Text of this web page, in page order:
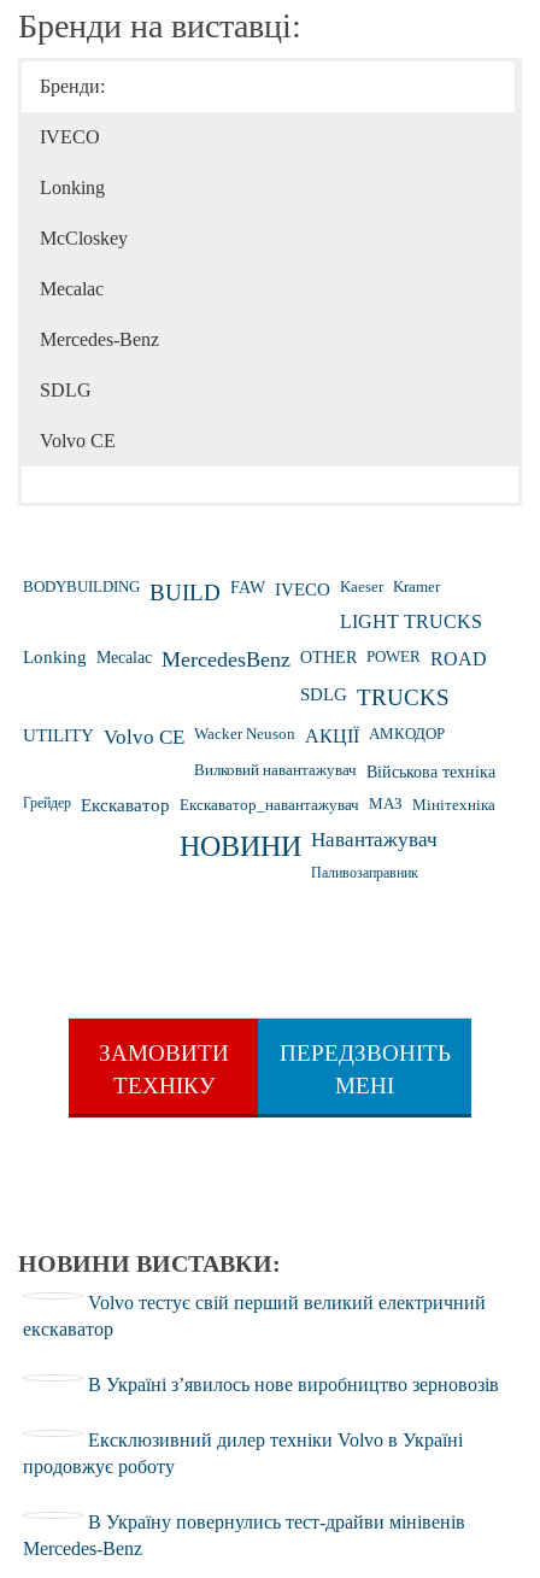
Бренди на виставці:
Бренди:
IVECO
Lonking
McCloskey
Mecalac
Mercedes-Benz
SDLG
Volvo CE
BODYBUILDING BUILD FAW IVECO Kaeser Kramer
LIGHT TRUCKS
Lonking Mecalac MercedesBenz OTHER POWER ROAD
SDLG TRUCKS
UTILITY Volvo CE Wacker Neuson АКЦІЇ АМКОДОР
Вилковий навантажувач Військова техніка
Грейдер Екскаватор Екскаватор_навантажувач МАЗ Мінітехніка
НОВИНИ Навантажувач
Паливозаправник
ЗАМОВИТИ
ТЕХНІКУ
ПЕРЕДЗВОНІТЬ
МЕНІ
НОВИНИ ВИСТАВКИ:
Volvo тестує свій перший великий електричний
екскаватор
В Україні з’явилось нове виробництво зерновозів
Ексклюзивний дилер техніки Volvo в Україні
продовжує роботу
В Україну повернулись тест-драйви мінівенів
Mercedes-Benz